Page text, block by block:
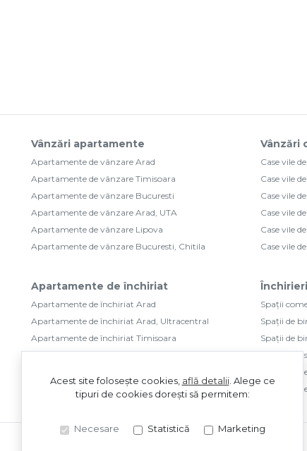
Vânzări apartamente
Apartamente de vânzare Arad
Apartamente de vânzare Timisoara
Apartamente de vânzare Bucuresti
Apartamente de vânzare Arad, UTA
Apartamente de vânzare Lipova
Apartamente de vânzare Bucuresti, Chitila
Vânzări
Case vile
Case vile
Case vile
Case vile
Case vile
Case vile
Apartamente de închiriat
Apartamente de închiriat Arad
Apartamente de închiriat Arad, Ultracentral
Apartamente de închiriat Timisoara
Apartamente de închiriat Arad, UTA
Apartamente de închiriat Arad, Micalaca
Spații
Spații de
Spații de
Spații
Spații
Spații
Acest site folosește cookies, află detalii. Alege ce
tipuri de cookies dorești să permitem:
Necesare Statistică Marketing